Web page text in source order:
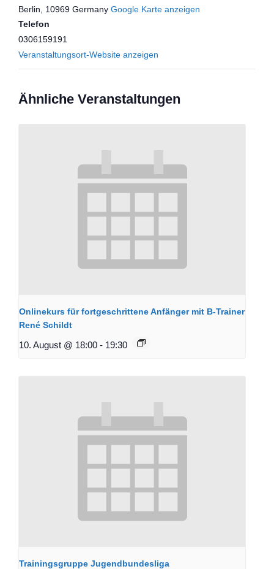
Berlin
10969 Germany Google Karte anzeigen
Telefon
0306159191
Veranstaltungsort-Website anzeigen
Ähnliche Veranstaltungen
Onlinekurs für fortgeschrittene Anfänger mit B-Trainer
René Schildt
10. August @ 18:00 - 19:30
Trainingsgruppe Jugendbundesliga